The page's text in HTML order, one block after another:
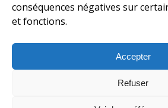
conséquences négatives sur
et fonctions.
Accepter
Refuser
1485 St-Elzéar Ouest,
Tous droits réservé à Empire